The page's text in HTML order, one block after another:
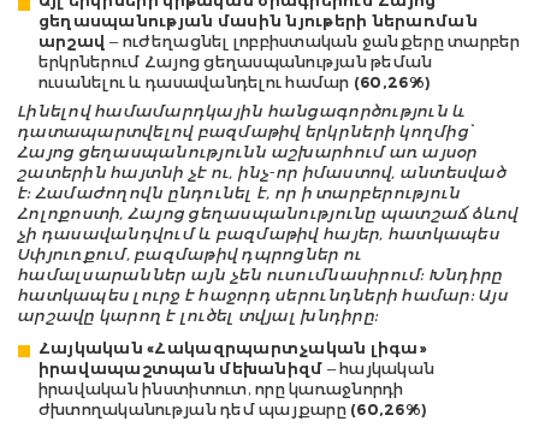
ցեղասպանության մասին նյութերի ներառման
արշավ– ուժեղացնել լոբբիստական ջանքերը տարբեր
երկրներում Հայոց ցեղասպանության թեման
ուսանելու և դասավանդելու համար (60,26%)
Լինելով համամարդկային հանցագործություն և
դատապարտվելով բազմաթիվ երկրների կողմից՝
Հայոց ցեղասպանությունն աշխարհում առ այսօր
շատերին հայտնի չէ ու, ինչ-որ իմաստով, անտեսված
է: Համաժողովն ընդունել է, որ ի տարբերություն
Հոլոքոստի, Հայոց ցեղասպանությունը պատշաճ ձևով
չի դասավանդվում և բազմաթիվ հայեր, հատկապես
Սփյուռքում, բազմաթիվ դպրոցներ ու
համալսարաններ այն չեն ուսումնասիրում: Խնդիրը
հատկապես լուրջ է հաջորդ սերունդների համար: Այս
արշավը կարող է լուծել տվյալ խնդիրը:
Հայկական «Հակազրպարտչական լիգա»
իրավապաշտպան մեխանիզմ – հայկական
իրավական ինստիտուտ, որը կառաջնորդի
ժխտողականության դեմ պայքարը (60,26%)